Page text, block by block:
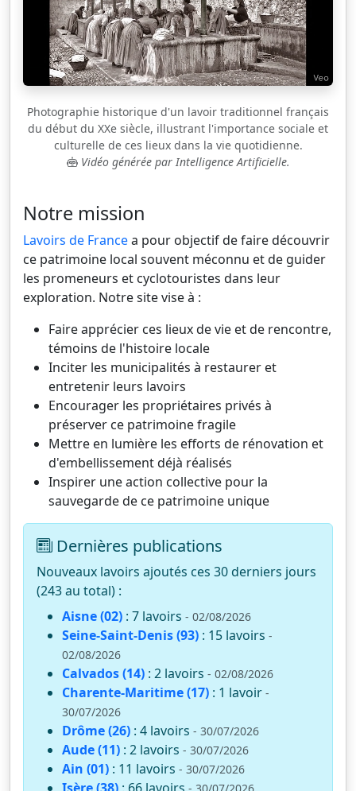
Photographie historique d'un lavoir traditionnel français
du début du XXe siècle, illustrant l'importance sociale et
culturelle de ces lieux dans la vie quotidienne.
Vidéo générée par Intelligence Artificielle.
Notre mission
Lavoirs de Francea pour objectif de faire découvrir
ce patrimoine local souvent méconnu et de guider
les promeneurs et cyclotouristes dans leur
exploration. Notre site vise à :
Faire apprécier ces lieux de vie et de rencontre,
témoins de l'histoire locale
Inciter les municipalités à restaurer et
entretenir leurs lavoirs
Encourager les propriétaires privés à
préserver ce patrimoine fragile
Mettre en lumière les efforts de rénovation et
d'embellissement déjà réalisés
Inspirer une action collective pour la
sauvegarde de ce patrimoine unique
Dernières publications
Nouveaux lavoirs ajoutés ces 30 derniers jours
(243 au total) :
Aisne (02) : 7 lavoirs - 02/08/2026
Seine-Saint-Denis (93) : 15 lavoirs -
02/08/2026
Calvados (14) : 2 lavoirs - 02/08/2026
Charente-Maritime (17) : 1 lavoir -
30/07/2026
Drôme (26) : 4 lavoirs - 30/07/2026
Aude (11) : 2 lavoirs - 30/07/2026
Ain (01) : 11 lavoirs - 30/07/2026